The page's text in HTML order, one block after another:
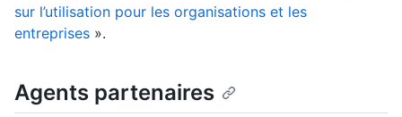
sur l’utilisation pour les organisations et les
entreprises ».
Agents partenaires